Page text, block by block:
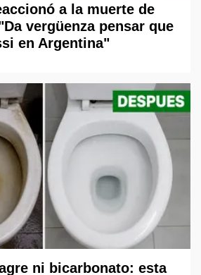
a la muerte de
vergüenza pensar que
en Argentina"
ni bicarbonato: esta